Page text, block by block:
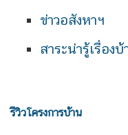
ข่าวอสังหาฯ
สาระน่ารู้เรื่องบ้
รีวิวโครงการบ้าน